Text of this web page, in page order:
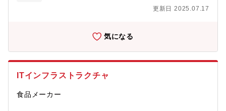
課題整理等)【歓迎要件】■リーダー・ＰＭ・ERPの周辺システム
景】増員募集になります。物流領域は、OKIの中期計画でも公表し
に向け、中核的な人材を募集します。【今後の方向性】物流領域
ステム（SHO-XYZ：ショザイ）をリリースしており、今後は
まえた輸送管理システムや他社との共創によって輸送効率を高め
環境変更対応・ISO、ISMS、セキュリティ監査への対応【運用設
業務改善活動（AIなどを用いた業務改善/効率化も検討予定）
ン／BCPの企画・訓練・改善活動【本ポジションの魅力】・同社
ます。実務を経験しながら、ITSMで必要とされる要素の多くを系
に携わることで、ITSMの王道を経験することが出来ます。・シス
更新日 2025.07.17
気になる
ITインフラストラクチャ
食品メーカー